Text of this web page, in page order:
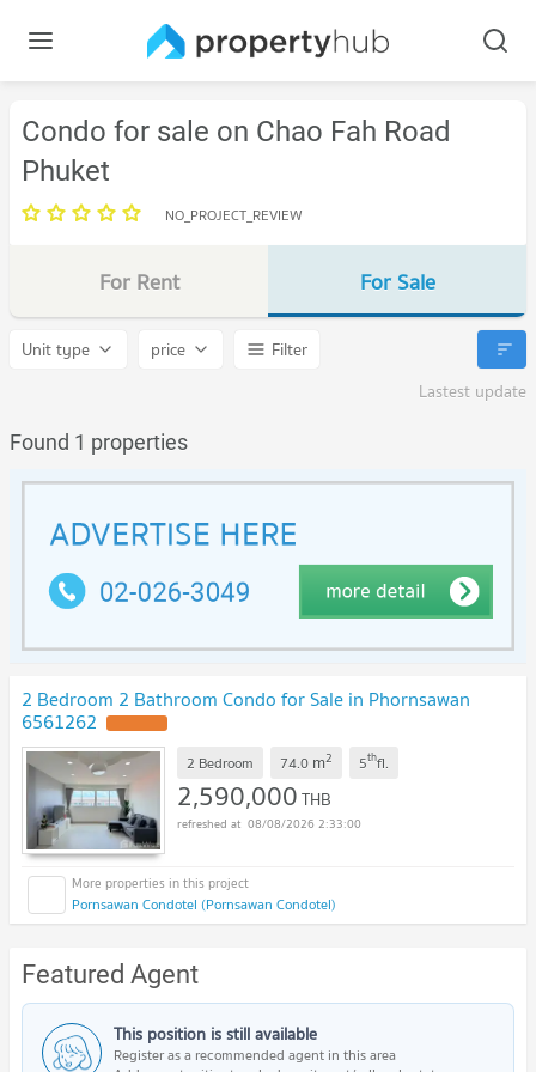
Condo for sale on Chao Fah Road
Phuket
NO_PROJECT_REVIEW
For Rent For Sale
Unit type price
Filter
Lastest update
Found 1 properties
2 Bedroom 2 Bathroom Condo for Sale in Phornsawan
6561262
2 Bedroom 74.0 m2 5thfl.
2,590,000THB
08/08/2026 2:33:00
Pornsawan Condotel (Pornsawan Condotel)
Featured Agent
This position is still available
Register as a recommended agent in this area